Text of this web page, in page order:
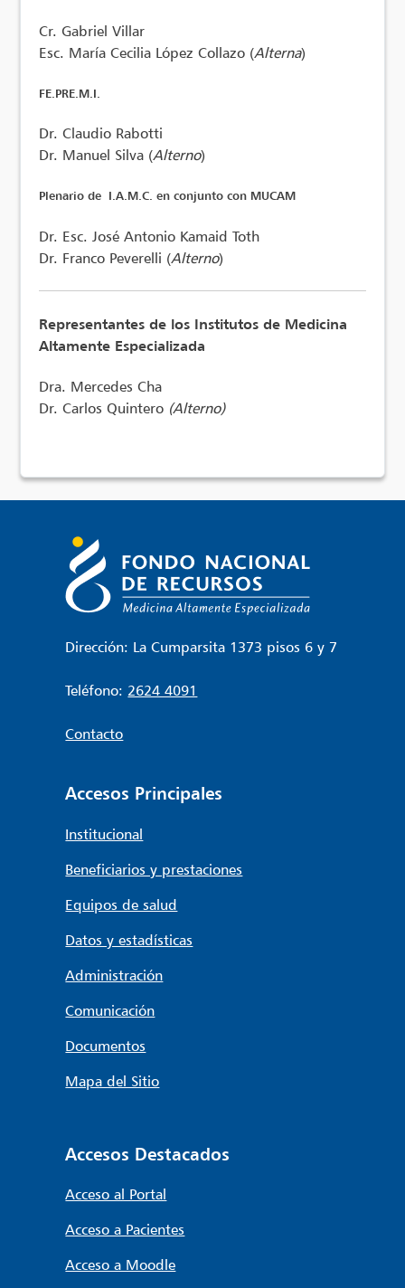
Cr. Gabriel Villar
Esc. María Cecilia López Collazo (Alterna)
FE.PRE.M.I.
Dr. Claudio Rabotti
Dr. Manuel Silva (Alterno)
Plenario de I.A.M.C. en conjunto con MUCAM
Dr. Esc. José Antonio Kamaid Toth
Dr. Franco Peverelli (Alterno)
Representantes de los Institutos de Medicina
Altamente Especializada
Dra. Mercedes Cha
Dr. Carlos Quintero (Alterno)
Dirección: La Cumparsita 1373 pisos 6 y 7
Teléfono: 2624 4091
Contacto
Accesos Principales
Institucional
Beneficiarios y prestaciones
Equipos de salud
Datos y estadísticas
Administración
Comunicación
Documentos
Mapa del Sitio
Accesos Destacados
Acceso al Portal
Acceso a Pacientes
Acceso a Moodle